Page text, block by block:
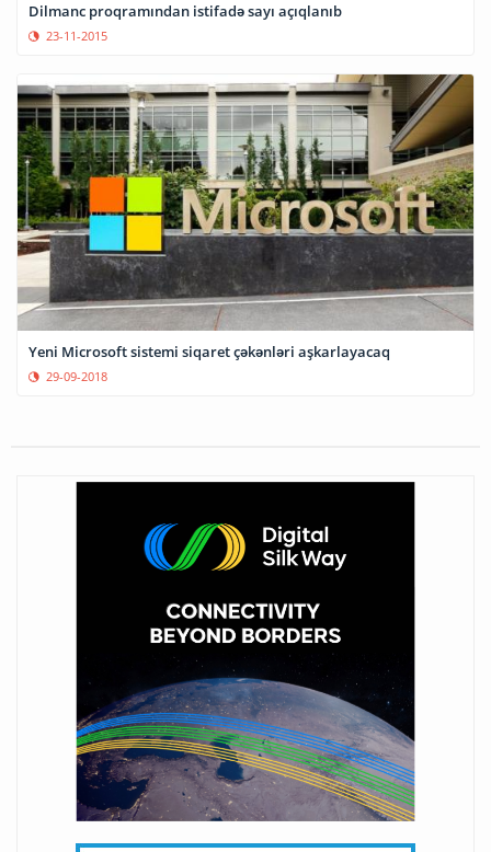
Dilmanc proqramından istifadə sayı açıqlanıb
23-11-2015
Yeni Microsoft sistemi siqaret çəkənləri aşkarlayacaq
29-09-2018